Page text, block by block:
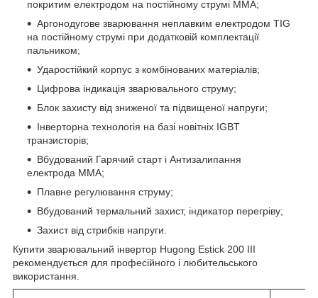
покритим електродом на постійному струмі MMA;
Аргонодугове зварювання неплавким електродом TIG
на постійному струмі при додатковій комплектації
пальником;
Ударостійкий корпус з комбінованих матеріалів;
Цифрова індикація зварювального струму;
Блок захисту від зниженої та підвищеної напруги;
Інверторна технологія на базі новітніх IGBT
транзисторів;
Вбудований Гарячий старт і Антизалипання
електрода ММА;
Плавне регулювання струму;
Вбудований термальний захист, індикатор перегріву;
Захист від стрибків напруги.
Купити зварювальний інвертор Hugong Estick 200 III
рекомендується для професійного і любительського
використання.